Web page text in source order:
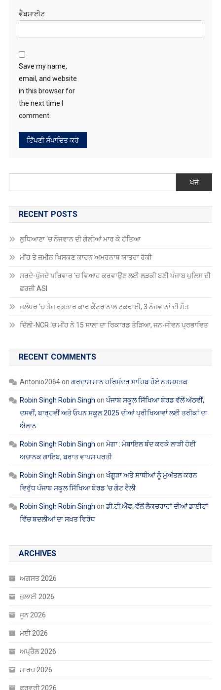
Save my name,
email, and website
in this browser for
the next time I
comment.
ਖੋਜੋ
RECENT POSTS
ਮੀਂਹ ਤੇ ਜ਼ਮੀਨ ਖਿਸਕਣ ਕਾਰਨ ਅਮਰਨਾਥ ਯਾਤਰਾ ਰੋਕੀ
ਸਰਦੇ-ਪੁੱਜਦੇ ਪਰਿਵਾਰ ‘ਚ ਵਿਆਹ ਕਰਵਾਉਣ ਲਈ ਲੜਕੀ ਬਣੀ ਪੰਜਾਬ ਪੁਲਿਸ ਦੀ
ਫ਼ਰਜ਼ੀ ASI
ਜਲੰਧਰ ‘ਚ ਤੇਜ਼ ਰਫ਼ਤਾਰ ਕਾਰ ਕੈਂਟਰ ਨਾਲ ਟਕਰਾਈ, 3 ਨੌਜਵਾਨਾਂ ਦੀ ਮੌਤ
ਦਿੱਲੀ-NCR ‘ਚ ਮੀਂਹ ਨੇ 15 ਸਾਲਾ ਦਾ ਰਿਕਾਰਡ ਤੋੜਿਆ, ਜਨ-ਜੀਵਨ ਪ੍ਰਭਾਵਿਤ
RECENT COMMENTS
Robin Singh Robin Singhonਪੰਜਾਬ ਸਕੂਲ ਸਿੱਖਿਆ ਬੋਰਡ ਵੱਲੋਂ ਅੱਠਵੀਂ,
ਦਸਵੀਂ, ਬਾਰ੍ਹਵੀਂ ਅਤੇ ਓਪਨ ਸਕੂਲ 2025 ਦੀਆਂ ਪ੍ਰੀਖਿਆਵਾਂ ਲਈ ਤਰੀਕਾਂ ਦਾ
ਐਲਾਨ
Robin Singh Robin Singhonਮੋਗਾ : ਮੋਬਾਇਲ ਬੰਦ ਕਰਕੇ ਲਾੜੀ ਹੋਈ
ਅਚਾਨਕ ਗਾਇਬ, ਬਰਾਤ ਵਾਪਸ ਪਰਤੀ
Robin Singh Robin Singhonਖੰਗੂੜਾ ਅਤੇ ਸਾਥੀਆਂ ਨੂੰ ਮੁਅੱਤਲ ਕਰਨ
ਵਿਰੁੱਧ ਪੰਜਾਬ ਸਕੂਲ ਸਿੱਖਿਆ ਬੋਰਡ ‘ਚ ਗੇਟ ਰੈਲੀ
Robin Singh Robin Singhonਡੀ.ਟੀ.ਐੱਫ. ਵੱਲੋਂ ਲੈਕਚਰਾਰਾਂ ਦੀਆਂ ਡਾਈਟਾਂ
ਵਿੱਚ ਬਦਲੀਆਂ ਦਾ ਸਖ਼ਤ ਵਿਰੋਧ
ARCHIVES
ਜੁਲਾਈ 2026
ਜੂਨ 2026
ਮਈ 2026
ਅਪ੍ਰੈਲ 2026
ਮਾਰਚ 2026
ਫਰਵਰੀ 2026